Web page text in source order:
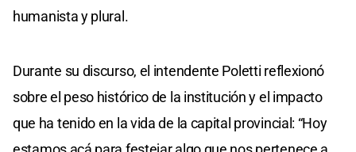
humanista y plural.
Durante su discurso, el intendente Poletti reflexionó
sobre el peso histórico de la institución y el impacto
que ha tenido en la vida de la capital provincial: “Hoy